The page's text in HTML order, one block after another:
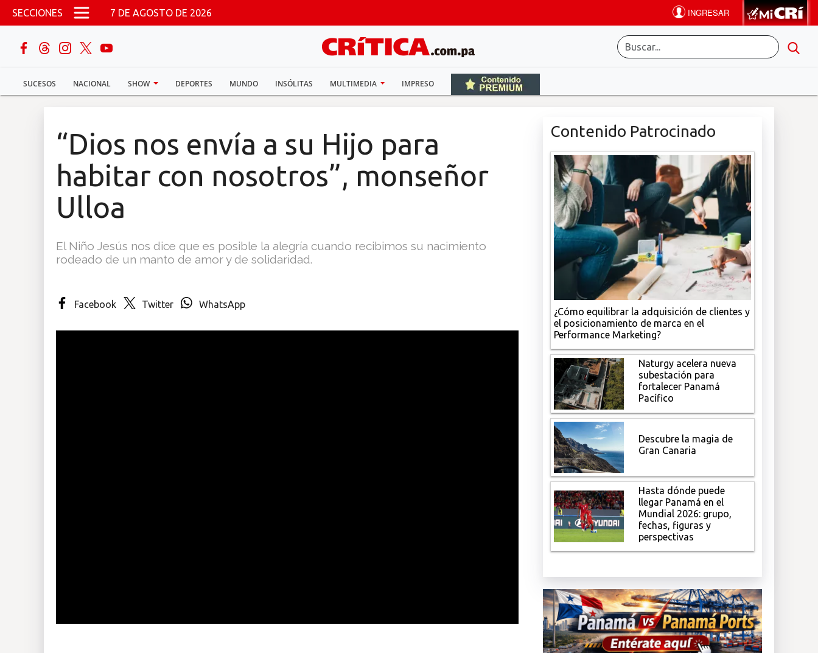
Pasar al contenido principal
SECCIONES 7 DE AGOSTO DE 2026
SUCESOS NACIONAL SHOW DEPORTES MUNDO INSÓLITAS MULTIMEDIA IMPRESO
buscar
Sucesos
Multimedia
“Dios nos envía a su Hijo para
habitar con nosotros”, monseñor
Ulloa
El Niño Jesús nos dice que es posible la alegría cuando recibimos su nacimiento
rodeado de un manto de amor y de solidaridad.
Facebook Twitter WhatsApp
Contenido Patrocinado
¿Cómo equilibrar la adquisición de clientes y
el posicionamiento de marca en el
Performance Marketing?
Naturgy acelera nueva
subestación para
fortalecer Panamá
Pacífico
Descubre la magia de
Gran Canaria
Hasta dónde puede
llegar Panamá en el
Mundial 2026: grupo,
fechas, figuras y
perspectivas